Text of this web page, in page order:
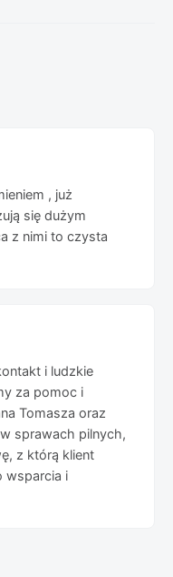
, już
się dużym
z nimi to czysta
i ludzkie
za pomoc i
Tomasza oraz
sprawach pilnych,
z którą klient
wsparcia i